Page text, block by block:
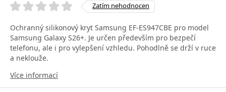
Zatím nehodnocen
Ochranný silikonový kryt Samsung EF-ES947CBE pro model
Samsung Galaxy S26+. Je určen především pro bezpečí
telefonu, ale i pro vylepšení vzhledu. Pohodlně se drží v ruce
a neklouže.
Více informací